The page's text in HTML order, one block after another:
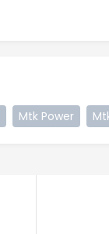
Mtk Power